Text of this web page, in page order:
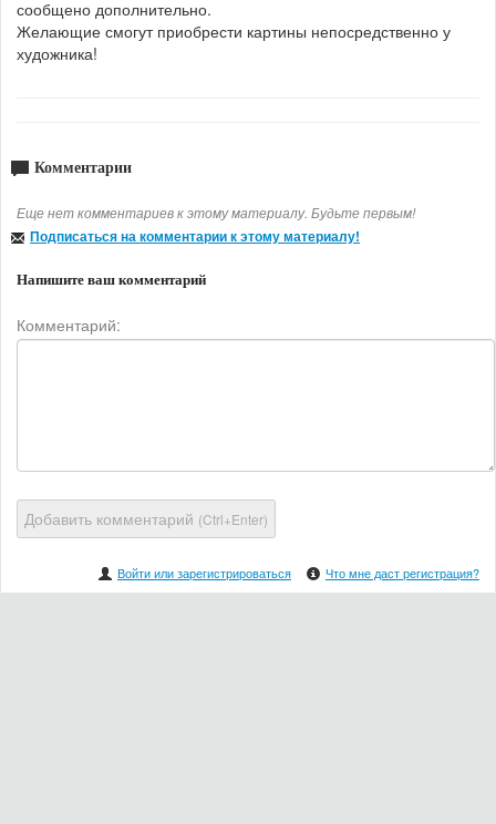
сообщено дополнительно.
Желающие смогут приобрести картины непосредственно у
художника!
Комментарии
Еще нет комментариев к этому материалу. Будьте первым!
Подписаться на комментарии к этому материалу!
Напишите ваш комментарий
Комментарий:
Добавить комментарий (Ctrl+Enter)
Войти или зарегистрироваться Что мне даст регистрация?